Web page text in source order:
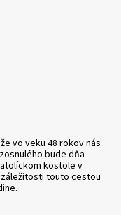
vo veku 48 rokov nás
bude dňa
kostole v
touto cestou